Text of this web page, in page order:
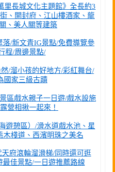
里長城文化主題館》全長約3
、開封府、江山樓酒家、龍
、美人關等建築
落/新文青IG景點/免費導覽參
程/周邊景點/
/溜小孩的好地方/彩紅舞台/
國家三級古蹟
區戲水親子一日遊/戲水設施
營相揪一起來！
遊憩區）/滑水道戲水池、星
木棧道、西濱明珠之美名
天府滾輪溜滑梯/同時還可逛
最佳景點/一日遊推薦路線